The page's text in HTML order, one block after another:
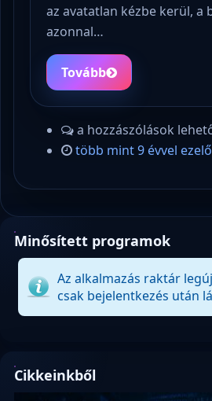
az avatatlan kézbe kerül, a
azonnal…
Tovább
a hozzászólások
több mint 9 évvel
Minősített programok
Az alkalmazás raktár
csak bejelentkezés után
Cikkeinkből